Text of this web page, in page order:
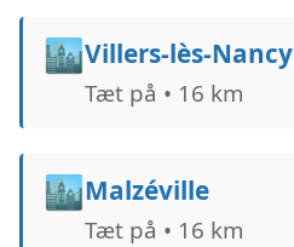
🏙️Villers-lès-Nancy
Tæt på • 16 km
🏙️Malzéville
Tæt på • 16 km